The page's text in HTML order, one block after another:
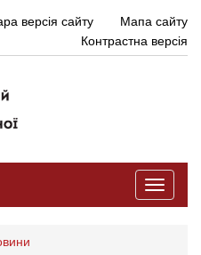
версія сайту
Мапа сайту
Контрастна версія
Toggle